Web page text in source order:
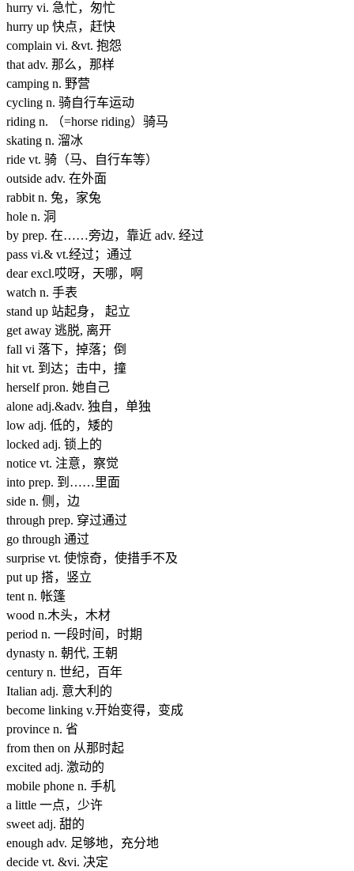
hurry vi. 急忙，匆忙
hurry up 快点，赶快
complain vi. &vt. 抱怨
that adv. 那么，那样
camping n. 野营
cycling n. 骑自行车运动
riding n. （=horse riding）骑马
skating n. 溜冰
ride vt. 骑（马、自行车等）
outside adv. 在外面
rabbit n. 兔，家兔
hole n. 洞
by prep. 在……旁边，靠近 adv. 经过
pass vi.& vt.经过；通过
dear excl.哎呀，天哪，啊
watch n. 手表
stand up 站起身， 起立
get away 逃脱, 离开
fall vi 落下，掉落；倒
hit vt. 到达；击中，撞
herself pron. 她自己
alone adj.&adv. 独自，单独
low adj. 低的，矮的
locked adj. 锁上的
notice vt. 注意，察觉
into prep. 到……里面
side n. 侧，边
through prep. 穿过通过
go through 通过
surprise vt. 使惊奇，使措手不及
put up 搭，竖立
tent n. 帐篷
wood n.木头，木材
period n. 一段时间，时期
dynasty n. 朝代, 王朝
century n. 世纪，百年
Italian adj. 意大利的
become linking v.开始变得，变成
province n. 省
from then on 从那时起
excited adj. 激动的
mobile phone n. 手机
a little 一点，少许
sweet adj. 甜的
enough adv. 足够地，充分地
decide vt. &vi. 决定